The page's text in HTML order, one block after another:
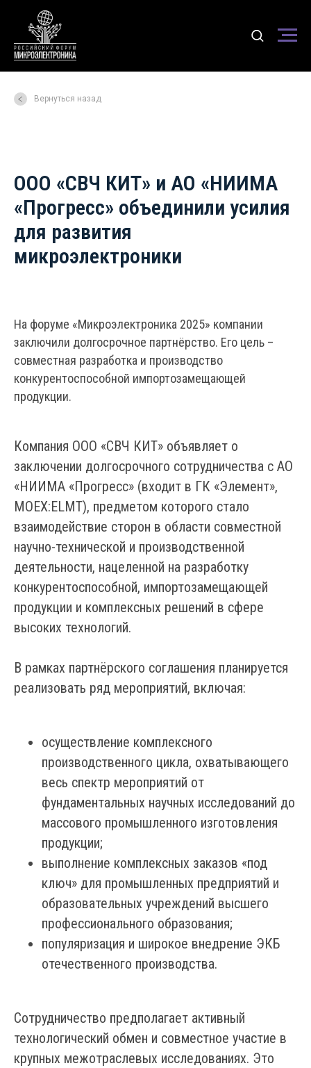
Вернуться назад
ООО «СВЧ КИТ» и АО «НИИМА
«Прогресс» объединили усилия
для развития
микроэлектроники
На форуме «Микроэлектроника 2025» компании
заключили долгосрочное партнёрство. Его цель –
совместная разработка и производство
конкурентоспособной импортозамещающей
продукции.
Компания ООО «СВЧ КИТ» объявляет о
заключении долгосрочного сотрудничества с АО
«НИИМА «Прогресс» (входит в ГК «Элемент»,
MOEX:ELMT), предметом которого стало
взаимодействие сторон в области совместной
научно-технической и производственной
деятельности, нацеленной на разработку
конкурентоспособной, импортозамещающей
продукции и комплексных решений в сфере
высоких технологий.
В рамках партнёрского соглашения планируется
реализовать ряд мероприятий, включая:
осуществление комплексного
производственного цикла, охватывающего
весь спектр мероприятий от
фундаментальных научных исследований до
массового промышленного изготовления
продукции;
выполнение комплексных заказов «под
ключ» для промышленных предприятий и
образовательных учреждений высшего
профессионального образования;
популяризация и широкое внедрение ЭКБ
отечественного производства.
Сотрудничество предполагает активный
технологический обмен и совместное участие в
крупных межотраслевых исследованиях. Это